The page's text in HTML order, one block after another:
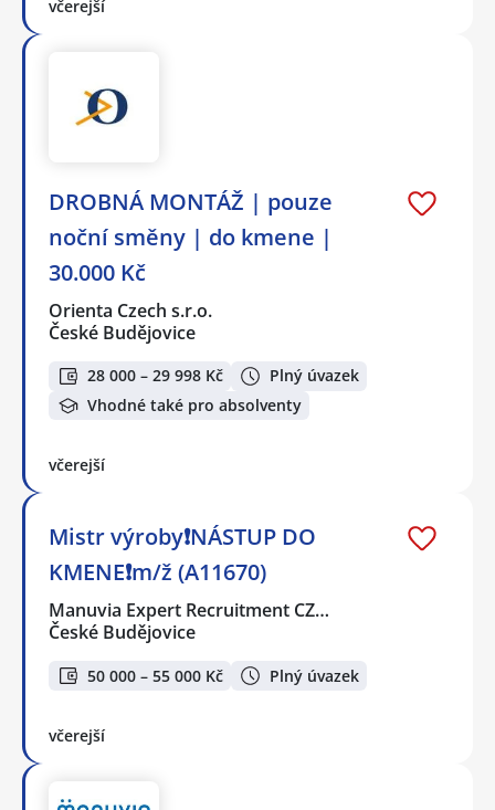
včerejší
DROBNÁ MONTÁŽ | pouze
noční směny | do kmene |
30.000 Kč
Orienta Czech s.r.o.
České Budějovice
28 000 – 29 998 Kč
Plný úvazek
Vhodné také pro absolventy
včerejší
Mistr výroby❗NÁSTUP DO
KMENE❗m/ž (A11670)
Manuvia Expert Recruitment CZ…
České Budějovice
50 000 – 55 000 Kč Plný úvazek
včerejší